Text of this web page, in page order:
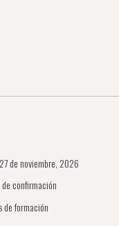
de noviembre, 2026
confirmación
de formación